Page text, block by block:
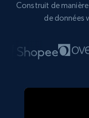
Construit de
de données